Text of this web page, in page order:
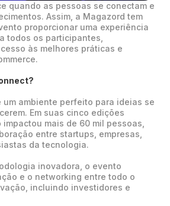
quando as pessoas se conectam e
Assim, a Magazord tem
proporcionar uma experiência
todos os participantes,
às melhores práticas e
um ambiente perfeito para ideias se
Em suas cinco edições
mais de 60 mil pessoas,
entre startups, empresas,
da tecnologia.
inovadora, o evento
e o networking entre todo o
incluindo investidores e